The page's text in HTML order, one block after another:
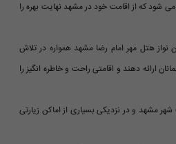
شود که از اقامت خود در مشهد نهایت بهره را
نواز هتل مهر امام رضا مشهد همواره در تلاش
ارائه دهند و اقامتی راحت و خاطره انگیز را
مشهد و در نزدیکی بسیاری از اماکن زیارتی